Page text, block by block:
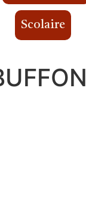
Scolaire